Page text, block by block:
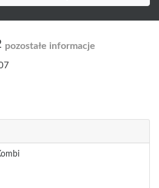
pozostałe informacje